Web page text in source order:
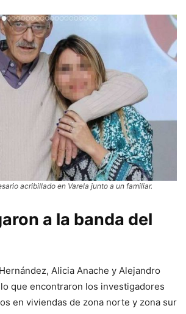
acribillado en Varela junto a un familiar.
a la banda del
Alicia Anache y Alejandro
que encontraron los investigadores
en viviendas de zona norte y zona sur